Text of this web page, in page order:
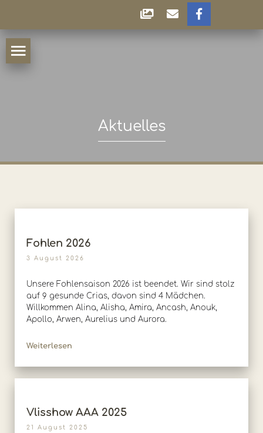
Aktuelles
Fohlen 2026
3 August 2026
Unsere Fohlensaison 2026 ist beendet. Wir sind stolz
auf 9 gesunde Crias, davon sind 4 Mädchen.
Willkommen Alina, Alisha, Amira, Ancash, Anouk,
Apollo, Arwen, Aurelius und Aurora.
Weiterlesen
Vlisshow AAA 2025
21 August 2025